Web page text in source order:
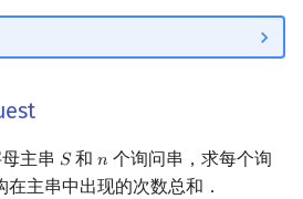
主串 𝑆
S和𝑛
n 个询问串，求每个询
在主串中出现的次数总和．